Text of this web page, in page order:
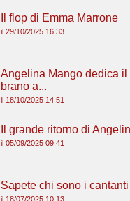
Il flop di Emma Marrone
il 29/10/2025 16:33
Angelina Mango dedica il
brano a...
il 18/10/2025 14:51
Il grande ritorno di
il 05/09/2025 09:41
Sapete chi sono i
il 18/07/2025 10:13